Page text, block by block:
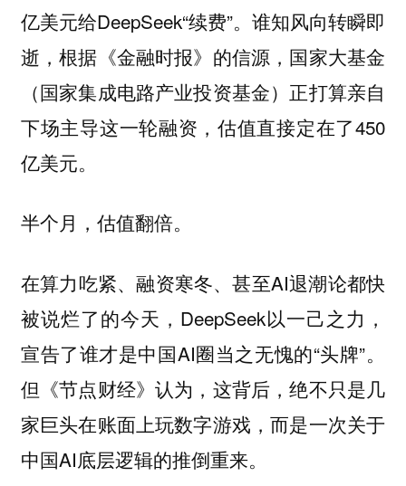
亿美元给DeepSeek“续费”。谁知风向转瞬即
逝，根据《金融时报》的信源，国家大基金
（国家集成电路产业投资基金）正打算亲自
下场主导这一轮融资，估值直接定在了450
亿美元。
半个月，估值翻倍。
在算力吃紧、融资寒冬、甚至AI退潮论都快
被说烂了的今天，DeepSeek以一己之力，
宣告了谁才是中国AI圈当之无愧的“头牌”。
但《节点财经》认为，这背后，绝不只是几
家巨头在账面上玩数字游戏，而是一次关于
中国AI底层逻辑的推倒重来。